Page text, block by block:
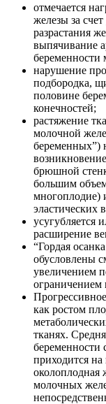
отмечается
железы за
разрастания
выпячивание
беременности
нарушение
подбородка,
половине
конечностей;
растяжение
молочной
беременных”)
брюшной
большим
многоплодие)
эластических
усугубляется
расширение
“Гордая
обусловлены
увеличением
ограничением
как ростом
тканях.
беременности
приходится
околоплодная
молочных